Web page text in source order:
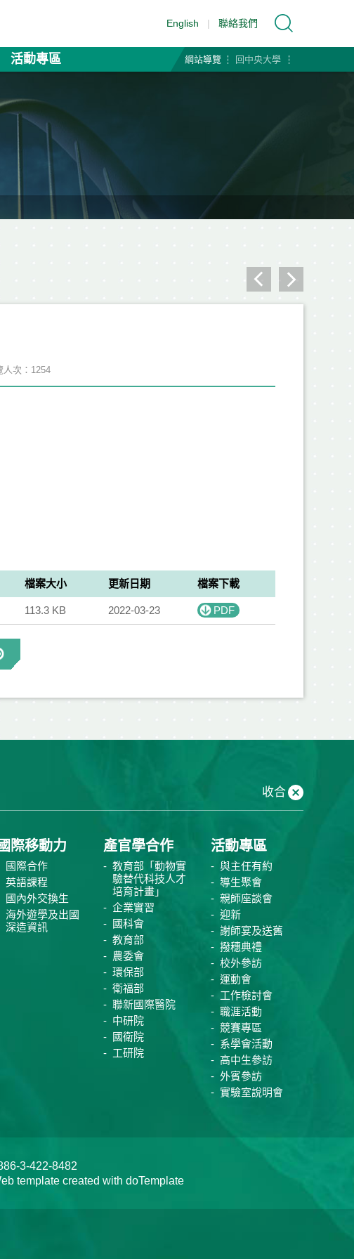
English | 聯絡我們
活動專區 網站導覽 回中央大學
人次：1254
檔案大小 更新日期 檔案下載
113.3 KB 2022-03-23 PDF
收合
國際移動力
國際合作
英語課程
國內外交換生
海外遊學及出國
深造資訊
產官學合作
教育部「動物實
驗替代科技人才
培育計畫」
企業實習
國科會
教育部
農委會
環保部
衛福部
聯新國際醫院
中研院
國衛院
工研院
活動專區
與主任有約
導生聚會
親師座談會
迎新
謝師宴及送舊
撥穗典禮
校外參訪
運動會
工作檢討會
職涯活動
競賽專區
系學會活動
高中生參訪
外賓參訪
實驗室說明會
3-422-8482
template created with doTemplate